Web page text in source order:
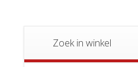
Zoek in winkel